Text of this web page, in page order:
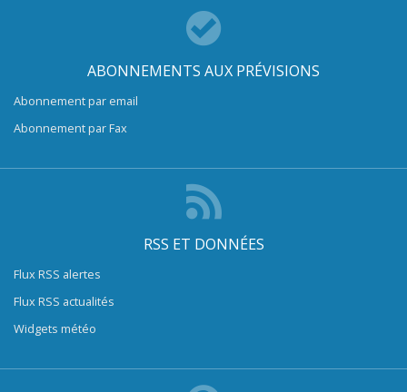
ABONNEMENTS AUX PRÉVISIONS
Abonnement par email
Abonnement par Fax
RSS ET DONNÉES
Flux RSS alertes
Flux RSS actualités
Widgets météo